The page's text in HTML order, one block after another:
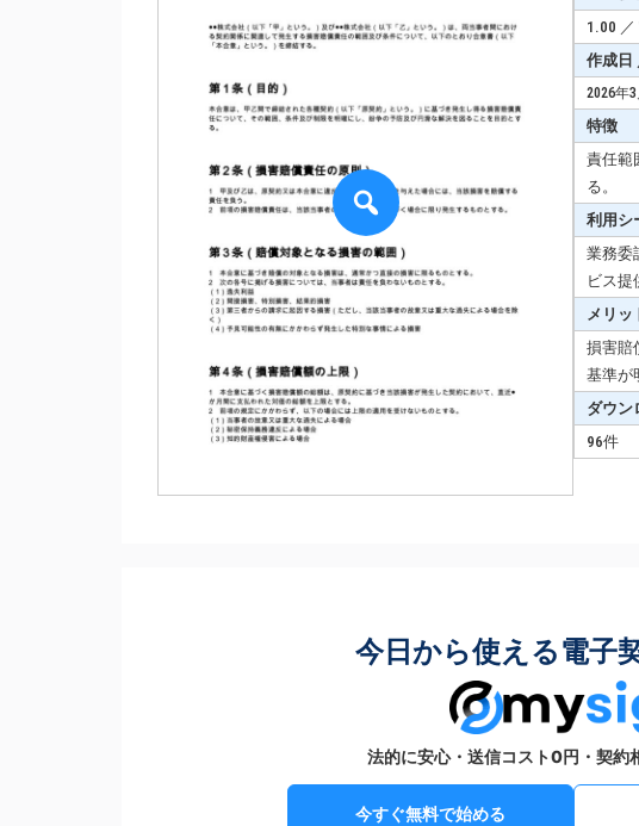
1.00 ／
作成日
2026年
特徴
責任範
る。
利用シ
業務委
ビス提
メリッ
損害賠
基準が
ダウン
96件
今日から使える電子
法的に安心・送信コスト0円・契約
今すぐ無料で始める